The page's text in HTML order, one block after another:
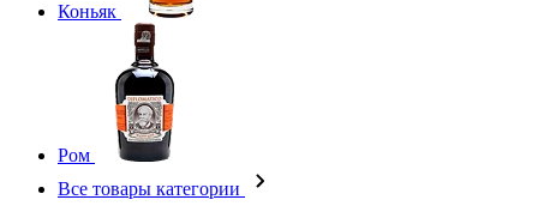
Коньяк
Ром
Все товары категории